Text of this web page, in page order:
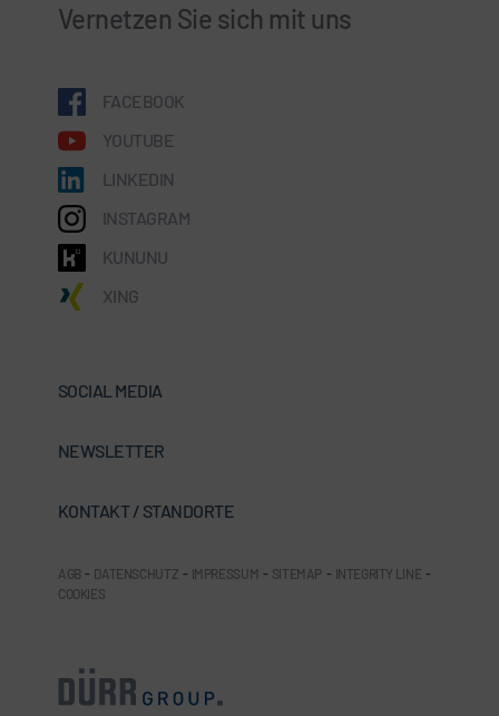
Vernetzen Sie sich mit uns
FACEBOOK
YOUTUBE
LINKEDIN
INSTAGRAM
KUNUNU
XING
SOCIAL MEDIA
NEWSLETTER
KONTAKT / STANDORTE
AGB - DATENSCHUTZ - IMPRESSUM - SITEMAP - INTEGRITY LINE -
COOKIES